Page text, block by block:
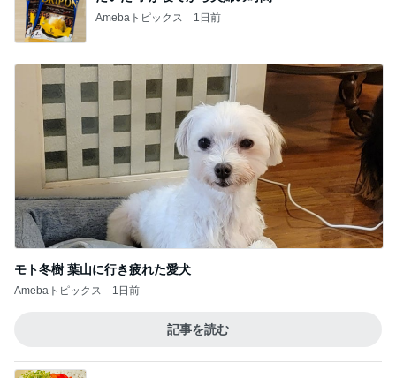
Amebaトピックス 1日前
モト冬樹 葉山に行き疲れた愛犬
Amebaトピックス 1日前
記事を読む